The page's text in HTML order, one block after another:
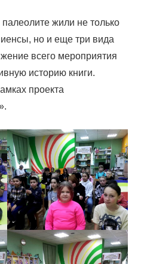
жили не только
но и еще три вида
всего мероприятия
историю книги.
проекта